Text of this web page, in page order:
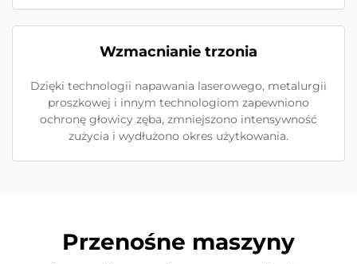
Wzmacnianie trzonia
Dzięki technologii napawania laserowego, metalurgii
proszkowej i innym technologiom zapewniono
ochronę głowicy zęba, zmniejszono intensywność
zużycia i wydłużono okres użytkowania.
Przenośne maszyny